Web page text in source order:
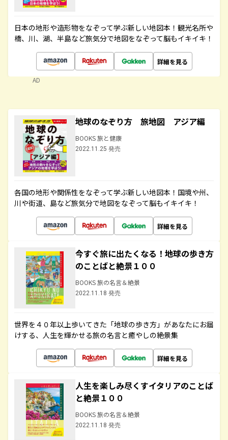
日本の地形や造形物をなぞって学ぶ新しい地図本！観光名所や
橋、川、湖、半島など旅気分で地図をなぞって脳もイキイキ！
詳細を見る
AD
地球のなぞり方 旅地図 アジア編
BOOKS 旅と健康
2022.11.25 発売
各国の地形や関係性をなぞって学ぶ新しい地図本！国境や州、
川や街道、島など旅気分で地図をなぞって脳もイキイキ！
詳細を見る
今すぐ旅に出たくなる！地球の歩き方
のことばと絶景１００
BOOKS 旅の名言＆絶景
2022.11.18 発売
世界を４０年以上歩いてきた「地球の歩き方」があなたにお届
けする、人生を輝かせる旅の名言と癒やしの絶景集
詳細を見る
人生を楽しみ尽くすイタリアのことば
と絶景１００
BOOKS 旅の名言＆絶景
2022.11.18 発売